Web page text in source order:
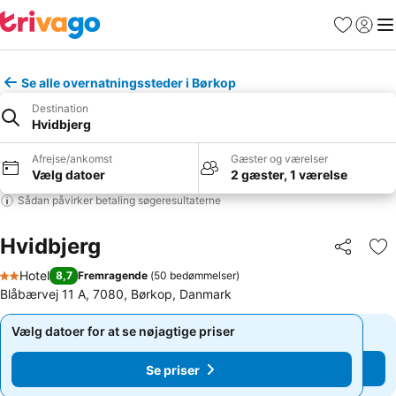
Favoritter
Log ind
Se alle overnatningssteder i Børkop
Destination
Hvidbjerg
Afrejse/ankomst
Vælg datoer
Gæster og værelser
2 gæster, 1 værelse
Sådan påvirker betaling søgeresultaterne
Hvidbjerg Del
2 Stjerner
Hotel 8,7 Fremragende (50 bedømmelser)
Blåbærvej 11 A, 7080, Børkop, Danmark
Vælg datoer for at se nøjagtige priser
Se priser
Vælg datoer for at se nøjagtige priser
Se priser